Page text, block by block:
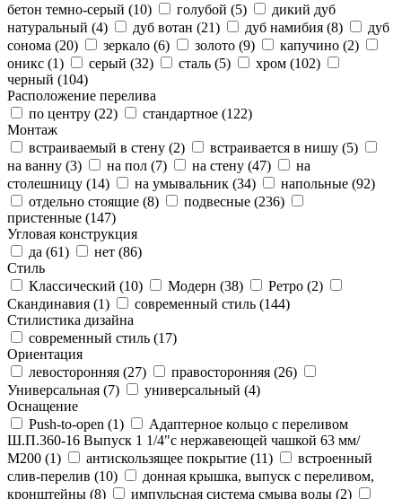
бетон темно-серый (10) голубой (5)
дикий дуб
натуральный (4) дуб вотан (21) дуб намибия (8)
дуб
сонома (20) зеркало (6) золото (9) капучино (2)
оникс (1) серый (32) сталь (5) хром (102)
черный (104)
Расположение перелива
по центру (22) стандартное (122)
Монтаж
встраиваемый в стену (2) встраивается в нишу (5)
на ванну (3) на пол (7) на стену (47)
на
столешницу (14) на умывальник (34) напольные (92)
отдельно стоящие (8) подвесные (236)
пристенные (147)
Угловая конструкция
да (61) нет (86)
Стиль
Классический (10) Модерн (38) Ретро (2)
Скандинавия (1) современный стиль (144)
Стилистика дизайна
современный стиль (17)
Ориентация
левосторонняя (27) правосторонняя (26)
Универсальная (7) универсальный (4)
Оснащение
Push-to-open (1)
Адаптерное кольцо с переливом
Ш.П.360-16 Выпуск 1 1/4"с нержавеющей чашкой 63 мм/
М200 (1) антискользящее покрытие (11)
встроенный
слив-перелив (10)
донная крышка, выпуск с переливом,
кронштейны (8) импульсная система смыва воды (2)